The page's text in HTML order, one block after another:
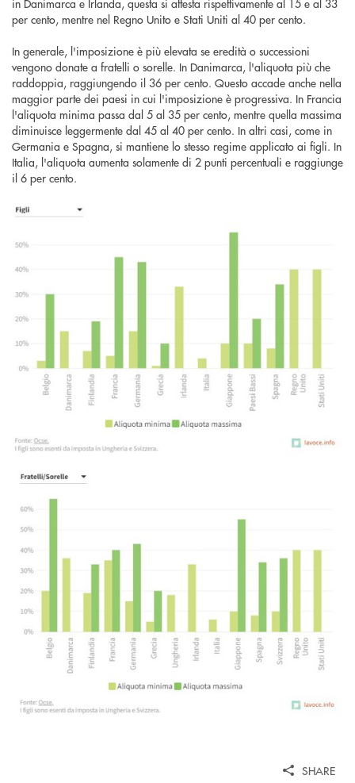
in Danimarca e Irlanda, questa si attesta rispettivamente al 15 e al 33
per cento, mentre nel Regno Unito e Stati Uniti al 40 per cento.
In generale, l'imposizione è più elevata se eredità o successioni
vengono donate a fratelli o sorelle. In Danimarca, l'aliquota più che
raddoppia, raggiungendo il 36 per cento. Questo accade anche nella
maggior parte dei paesi in cui l'imposizione è progressiva. In Francia
l'aliquota minima passa dal 5 al 35 per cento, mentre quella massima
diminuisce leggermente dal 45 al 40 per cento. In altri casi, come in
Germania e Spagna, si mantiene lo stesso regime applicato ai figli. In
Italia, l'aliquota aumenta solamente di 2 punti percentuali e raggiunge
il 6 per cento.
SHARE